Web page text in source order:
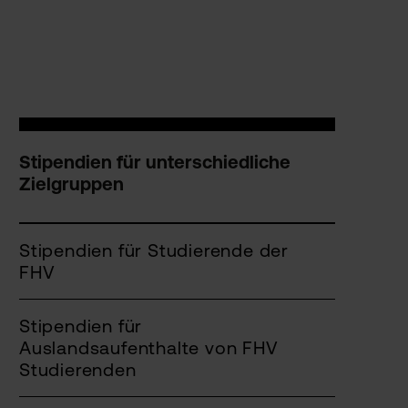
Stipendien für unterschiedliche
Zielgruppen
Stipendien für Studierende der
FHV
Stipendien für
Auslandsaufenthalte von FHV
Studierenden